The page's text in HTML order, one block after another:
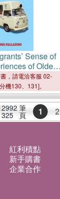
Sense of
of Older
UK
，請電洽客服 02-
機130、131]。
筆
325 頁 1 2
紅利積點
新手購書
企業合作